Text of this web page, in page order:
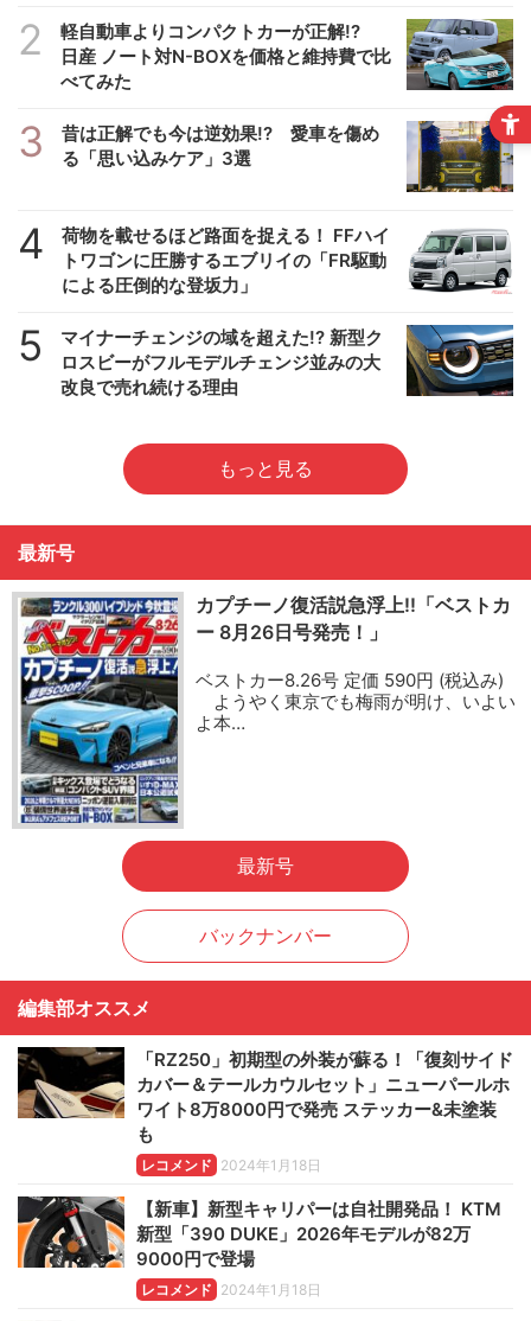
2
軽自動車よりコンパクトカーが正解!?
日産 ノート対N-BOXを価格と維持費で比
べてみた
3
昔は正解でも今は逆効果!? 愛車を傷め
る「思い込みケア」3選
4
荷物を載せるほど路面を捉える！ FFハイ
トワゴンに圧勝するエブリイの「FR駆動
による圧倒的な登坂力」
5
マイナーチェンジの域を超えた!? 新型ク
ロスビーがフルモデルチェンジ並みの大
改良で売れ続ける理由
もっと見る
最新号
カプチーノ復活説急浮上!!「ベストカ
ー 8月26日号発売！」
ベストカー8.26号 定価 590円 (税込み)
ようやく東京でも梅雨が明け、いよい
よ本…
最新号
バックナンバー
編集部オススメ
「RZ250」初期型の外装が蘇る！「復刻サイド
カバー＆テールカウルセット」ニューパールホ
ワイト8万8000円で発売 ステッカー&未塗装
も
レコメンド 2024年1月18日
【新車】新型キャリパーは自社開発品！ KTM
新型「390 DUKE」2026年モデルが82万
9000円で登場
レコメンド 2024年1月18日